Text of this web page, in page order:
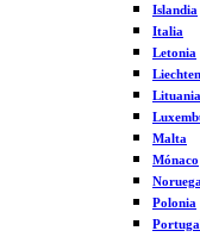
Islandia
Italia
Letonia
Lituania
Malta
Mónaco
Noruega
Polonia